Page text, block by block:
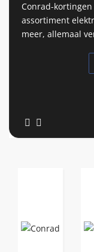
Conrad-
assortiment
meer, allemaal